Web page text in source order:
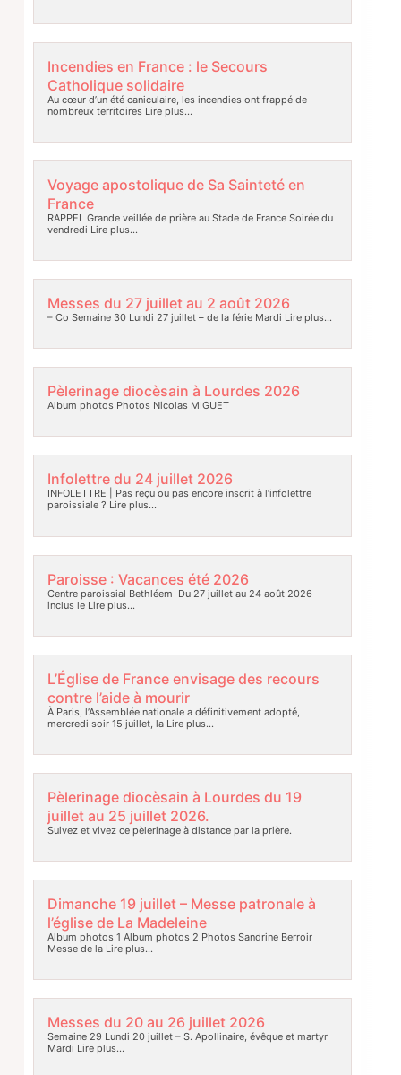
Incendies en France : le Secours
Catholique solidaire
Au cœur d’un été caniculaire, les incendies ont frappé de
nombreux territoires Lire plus…
Voyage apostolique de Sa Sainteté en
France
RAPPEL Grande veillée de prière au Stade de France Soirée du
vendredi Lire plus…
Messes du 27 juillet au 2 août 2026
– Co Semaine 30 Lundi 27 juillet – de la férie Mardi Lire plus…
Pèlerinage diocèsain à Lourdes 2026
Album photos Photos Nicolas MIGUET
Infolettre du 24 juillet 2026
INFOLETTRE | Pas reçu ou pas encore inscrit à l’infolettre
paroissiale ? Lire plus…
Paroisse : Vacances été 2026
Centre paroissial Bethléem Du 27 juillet au 24 août 2026
inclus leLire plus…
L’Église de France envisage des recours
contre l’aide à mourir
À Paris, l’Assemblée nationale a définitivement adopté,
mercredi soir 15 juillet, laLire plus…
Pèlerinage diocèsain à Lourdes du 19
juillet au 25 juillet 2026.
Suivez et vivez ce pèlerinage à distance par la prière.
Dimanche 19 juillet – Messe patronale à
l’église de La Madeleine
Album photos 1 Album photos 2 Photos Sandrine Berroir
Messe de laLire plus…
Messes du 20 au 26 juillet 2026
Semaine 29 Lundi 20 juillet – S. Apollinaire, évêque et martyr
Mardi Lire plus…